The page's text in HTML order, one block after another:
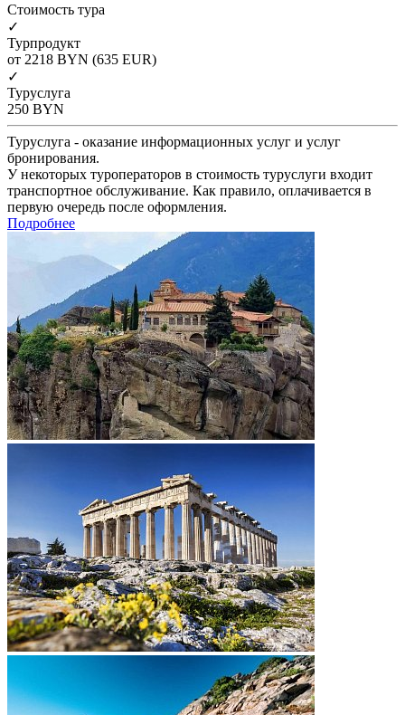
Cтоимость тура
✓
Турпродукт
от 2218 BYN (635 EUR)
✓
Туруслуга
250 BYN
Туруслуга - оказание информационных услуг и услуг
бронирования.
У некоторых туроператоров в стоимость туруслуги входит
транспортное обслуживание. Как правило, оплачивается в
первую очередь после оформления.
Подробнее